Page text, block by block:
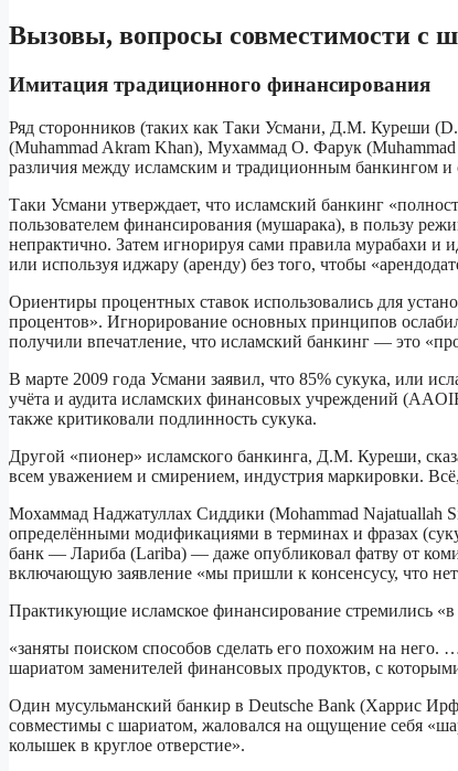
Вызовы, вопросы совместимости с
Имитация традиционного финансирования
Ряд сторонников (таких как Таки Усмани, Д.М. Куреши
(Muhammad Akram Khan), Мухаммад О. Фарук
различия между исламским и традиционным банкингом и
Таки Усмани утверждает, что исламский банкинг
пользователем финансирования (мушарака), в пользу
непрактично. Затем игнорируя сами правила мурабахи и
или используя иджару (аренду) без того, чтобы
Ориентиры процентных ставок использовались для
процентов». Игнорирование основных принципов
получили впечатление, что исламский банкинг — это
В марте 2009 года Усмани заявил, что 85% сукука, или
учёта и аудита исламских финансовых учреждений
также критиковали подлинность сукука.
Другой «пионер» исламского банкинга, Д.М. Куреши,
всем уважением и смирением, индустрия маркировки.
Мохаммад Наджатуллах Сиддики (Mohammad Najatuallah
определёнными модификациями в терминах и фразах
банк — Лариба (Lariba) — даже опубликовал фатву от
включающую заявление «мы пришли к консенсусу, что
Практикующие исламское финансирование стремились «в
«заняты поиском способов сделать его похожим на него.
шариатом заменителей финансовых продуктов, с
Один мусульманский банкир в Deutsche Bank (Харрис
совместимы с шариатом, жаловался на ощущение себя
колышек в круглое отверстие».